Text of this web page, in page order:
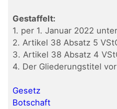
Gestaffelt:
1. per 1. Januar 2022
2. Artikel 38 Absatz 5
3. Artikel 38 Absatz 4
4. Der Gliederungstitel
Gesetz
Botschaft